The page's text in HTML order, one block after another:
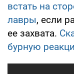
встать на
лавры, если
ее захвата.
бурную